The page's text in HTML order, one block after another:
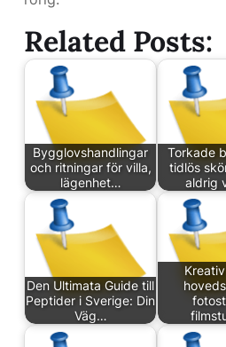
Related Posts:
Bygglovshandlingar
och ritningar för villa,
lägenhet…
Torkade
tidlös
aldrig
Den Ultimata Guide till
Peptider i Sverige: Din
Väg…